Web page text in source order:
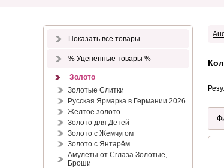
Показать все товары
% Уцененные товары %
Золото
Золотые Слитки
Русская Ярмарка в Германии 2026
Желтое золото
Золото для Детей
Золото с Жемчугом
Золото с Янтарём
Амулеты от Сглаза Золотые,
Броши